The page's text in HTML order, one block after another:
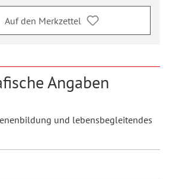
Auf den Merkzettel
Angaben
und lebensbegleitendes